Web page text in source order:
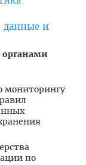
данные и
органами
мониторингу
по